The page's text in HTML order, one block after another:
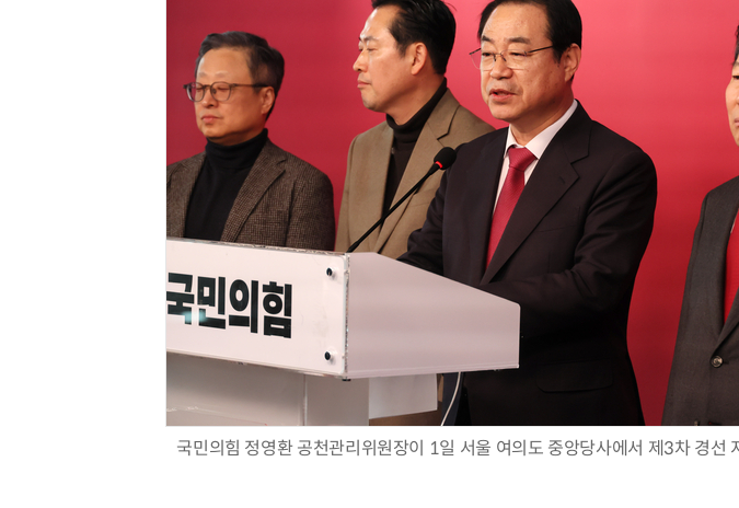
국민의힘 정영환 공천관리위원장이 1일 서울 여의도 중앙당사에서 제3차 경선
李
최